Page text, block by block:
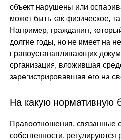
объект нарушены или
может быть как физическое,
Например, гражданин,
долгие годы, но не имеет на
правоустанавливающих
организация, вложившая
зарегистрировавшая его на
На какую нормативную
Правоотношения, связанные
собственности,